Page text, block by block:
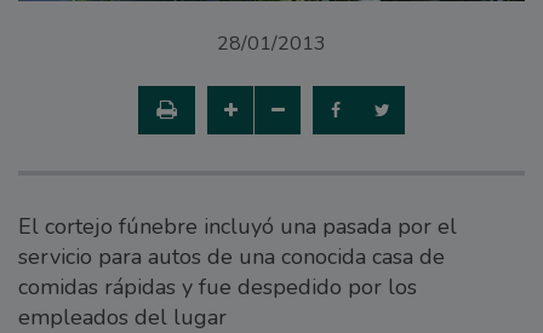
28/01/2013
El cortejo fúnebre incluyó una pasada por el
servicio para autos de una conocida casa de
comidas rápidas y fue despedido por los
empleados del lugar